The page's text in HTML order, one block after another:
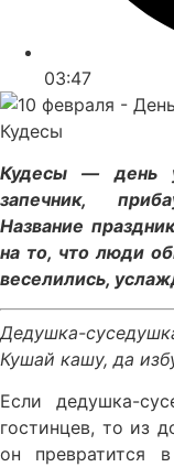
03:47
Кудесы — день
запечник,
Название
на то, что люди
веселились,
Дедушка-
Кушай кашу, да
Если дедушка-
гостинцев, то из
он превратится